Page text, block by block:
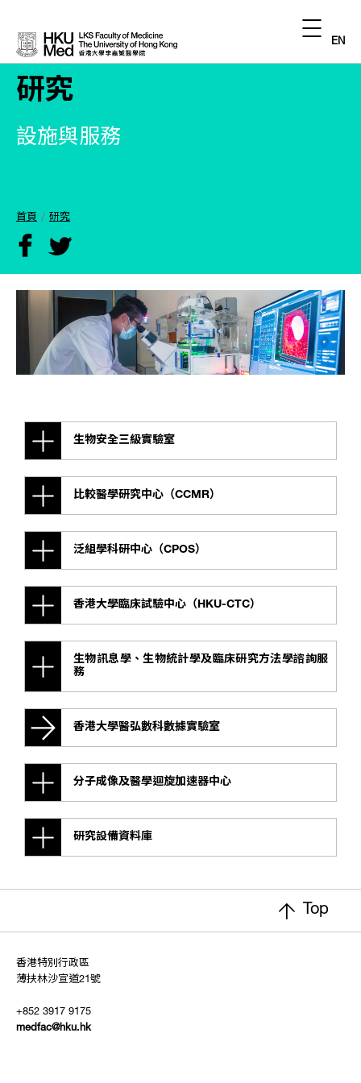
EN
研究
設施與服務
首頁 研究
生物安全三級實驗室
比較醫學研究中心（CCMR）
泛組學科研中心（CPOS）
香港大學臨床試驗中心（HKU-CTC）
生物訊息學、生物統計學及臨床研究方法學諮詢服
務
香港大學醫弘數科數據實驗室
分子成像及醫學迴旋加速器中心
研究設備資料庫
Top
香港特別行政區
薄扶林沙宣道21號
+852 3917 9175
medfac@hku.hk